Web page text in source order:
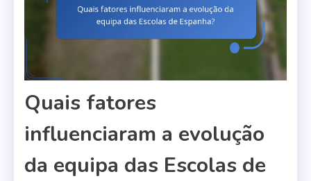
Quais fatores
influenciaram a evolução
da equipa das Escolas de